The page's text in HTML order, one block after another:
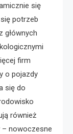
się
potrzeb
głównych
firm
o pojazdy
się do
również
– nowoczesne